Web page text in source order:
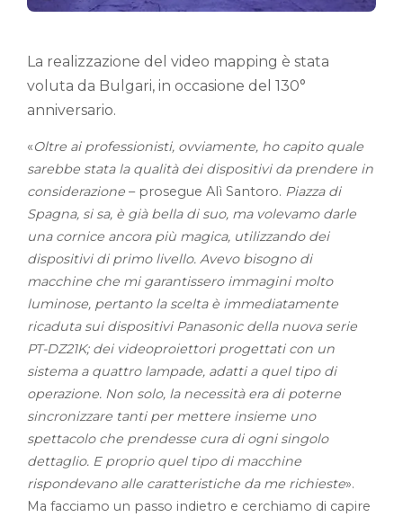
La realizzazione del video mapping è stata
voluta da Bulgari, in occasione del 130°
anniversario.
«Oltre ai professionisti, ovviamente, ho capito quale
sarebbe stata la qualità dei dispositivi da prendere in
considerazione – prosegue Alì Santoro. Piazza di
Spagna, si sa, è già bella di suo, ma volevamo darle
una cornice ancora più magica, utilizzando dei
dispositivi di primo livello. Avevo bisogno di
macchine che mi garantissero immagini molto
luminose, pertanto la scelta è immediatamente
ricaduta sui dispositivi Panasonic della nuova serie
PT-DZ21K; dei videoproiettori progettati con un
sistema a quattro lampade, adatti a quel tipo di
operazione. Non solo, la necessità era di poterne
sincronizzare tanti per mettere insieme uno
spettacolo che prendesse cura di ogni singolo
dettaglio. E proprio quel tipo di macchine
rispondevano alle caratteristiche da me richieste».
Ma facciamo un passo indietro e cerchiamo di capire